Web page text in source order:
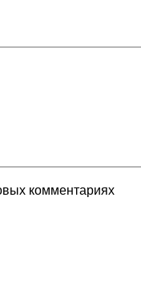
комментариях